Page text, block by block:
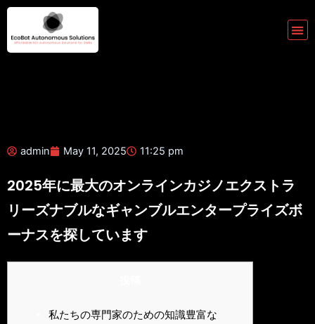
Skip
content
admin May 11, 2025 11:25 pm
2025年に最大のオンラインカジノエクストラ
リーズナブルなギャンブルエンタープライズボ
ーナスを探しています
私たちの専門家のための知識豊富な